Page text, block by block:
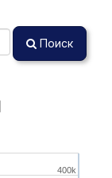
Поиск
400k